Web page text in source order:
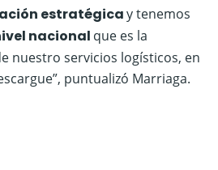
estratégicay tenemos
nacional que es la
nuestro servicios logísticos, en
puntualizó Marriaga.